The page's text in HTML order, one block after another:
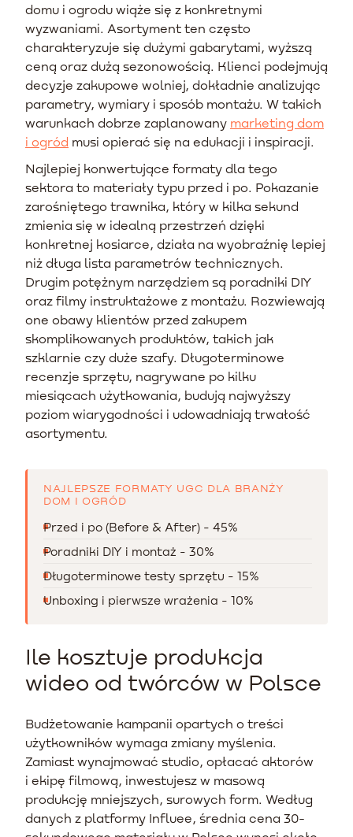
domu i ogrodu wiąże się z konkretnymi
wyzwaniami. Asortyment ten często
charakteryzuje się dużymi gabarytami, wyższą
ceną oraz dużą sezonowością. Klienci podejmują
decyzje zakupowe wolniej, dokładnie analizując
parametry, wymiary i sposób montażu. W takich
warunkach dobrze zaplanowany marketing dom
i ogród musi opierać się na edukacji i inspiracji.
Najlepiej konwertujące formaty dla tego
sektora to materiały typu przed i po. Pokazanie
zarośniętego trawnika, który w kilka sekund
zmienia się w idealną przestrzeń dzięki
konkretnej kosiarce, działa na wyobraźnię lepiej
niż długa lista parametrów technicznych.
Drugim potężnym narzędziem są poradniki DIY
oraz filmy instruktażowe z montażu. Rozwiewają
one obawy klientów przed zakupem
skomplikowanych produktów, takich jak
szklarnie czy duże szafy. Długoterminowe
recenzje sprzętu, nagrywane po kilku
miesiącach użytkowania, budują najwyższy
poziom wiarygodności i udowadniają trwałość
asortymentu.
NAJLEPSZE FORMATY UGC DLA BRANŻY
DOM I OGRÓD
Przed i po (Before & After) - 45%
Poradniki DIY i montaż - 30%
Długoterminowe testy sprzętu - 15%
Unboxing i pierwsze wrażenia - 10%
Ile kosztuje produkcja
wideo od twórców w Polsce
Budżetowanie kampanii opartych o treści
użytkowników wymaga zmiany myślenia.
Zamiast wynajmować studio, opłacać aktorów
i ekipę filmową, inwestujesz w masową
produkcję mniejszych, surowych form. Według
danych z platformy Influee, średnia cena 30-